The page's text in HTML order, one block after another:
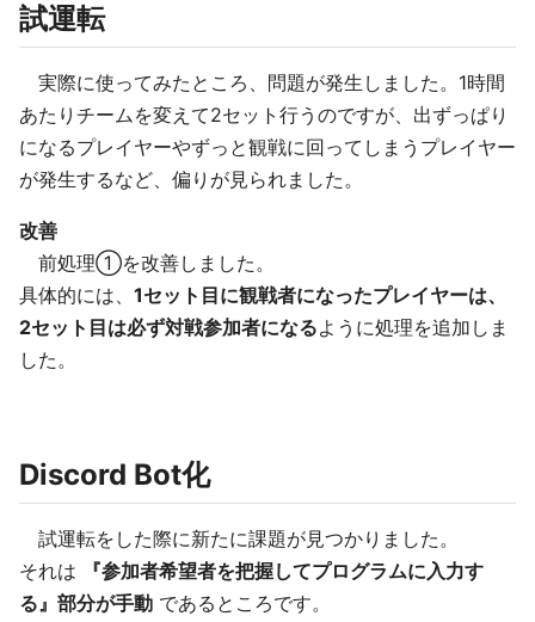
試運転
実際に使ってみたところ、問題が発生しました。1時間
あたりチームを変えて2セット行うのですが、出ずっぱり
になるプレイヤーやずっと観戦に回ってしまうプレイヤー
が発生するなど、偏りが見られました。
改善
前処理①を改善しました。
具体的には、 1セット目に観戦者になったプレイヤーは、
2セット目は必ず対戦参加者になるように処理を追加しま
した。
Discord Bot化
試運転をした際に新たに課題が見つかりました。
それは
『参加者希望者を把握してプログラムに入力す
る』部分が手動 であるところです。